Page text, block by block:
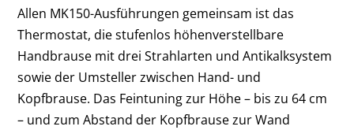
Allen MK150-Ausführungen gemeinsam ist das
Thermostat, die stufenlos höhenverstellbare
Handbrause mit drei Strahlarten und Antikalksystem
sowie der Umsteller zwischen Hand- und
Kopfbrause. Das Feintuning zur Höhe – bis zu 64 cm
– und zum Abstand der Kopfbrause zur Wand